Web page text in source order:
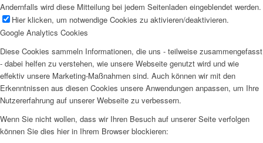
Andernfalls wird diese Mitteilung bei jedem Seitenladen eingeblendet werden.
Hier klicken, um notwendige Cookies zu aktivieren/deaktivieren.
Google Analytics Cookies
Diese Cookies sammeln Informationen, die uns - teilweise zusammengefasst
- dabei helfen zu verstehen, wie unsere Webseite genutzt wird und wie
effektiv unsere Marketing-Maßnahmen sind. Auch können wir mit den
Erkenntnissen aus diesen Cookies unsere Anwendungen anpassen, um Ihre
Nutzererfahrung auf unserer Webseite zu verbessern.
Wenn Sie nicht wollen, dass wir Ihren Besuch auf unserer Seite verfolgen
können Sie dies hier in Ihrem Browser blockieren: